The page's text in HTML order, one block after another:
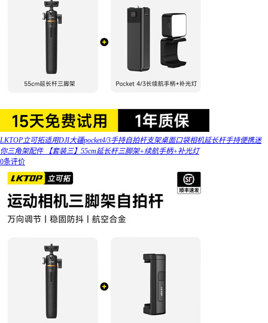
LKTOP立可拓适用DJI大疆pocket4/3手持自拍杆支架桌面口袋相机延长杆手持便携迷
你三角架配件 【套装三】55cm延长杆三脚架+续航手柄+补光灯
0条评价